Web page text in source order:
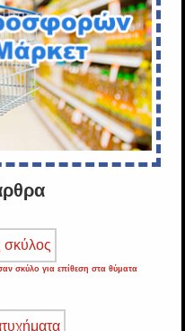
σκύλο για επίθεση στα θύματα